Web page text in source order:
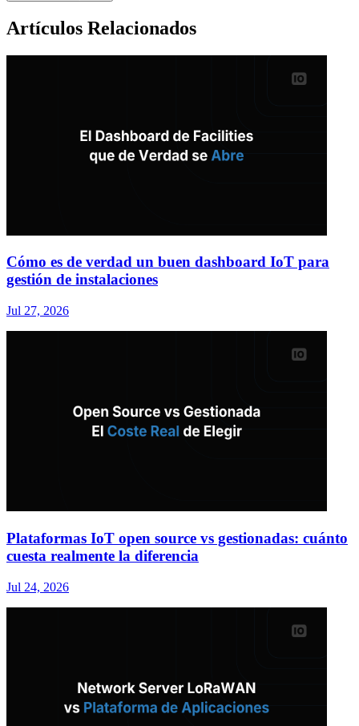
Artículos Relacionados
Cómo es de verdad un buen dashboard IoT para
gestión de instalaciones
Jul 27, 2026
Plataformas IoT open source vs gestionadas: cuánto
cuesta realmente la diferencia
Jul 24, 2026